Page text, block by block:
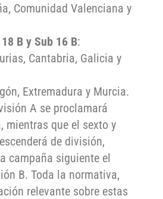
Comunidad Valenciana y
B y Sub 16 B:
Cantabria, Galicia y
Extremadura y Murcia.
A se proclamará
mientras que el sexto y
de división,
campaña siguiente el
B. Toda la normativa,
relevante sobre estas